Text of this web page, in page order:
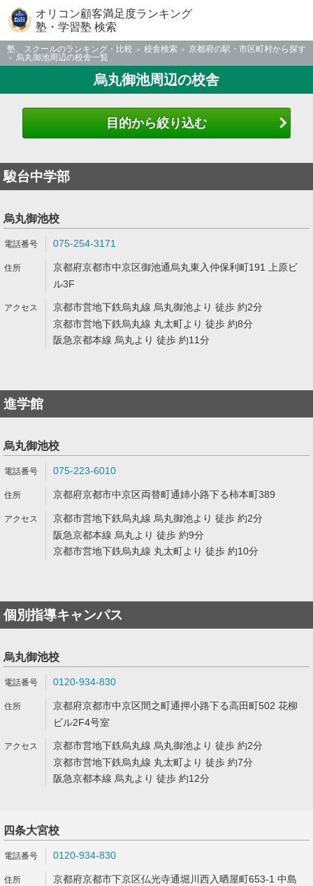
オリコン顧客満足度ランキング
塾・学習塾 検索
塾、スクールのランキング・比較 校舎検索
京都府の駅・市区町村から探す
烏丸御池周辺の校舎一覧
烏丸御池周辺の校舎
目的から絞り込む
駿台中学部
烏丸御池校
075-254-3171
京都府京都市中京区御池通烏丸東入仲保利町191 上原ビ
ル3F
京都市営地下鉄烏丸線 烏丸御池より 徒歩 約2分
京都市営地下鉄烏丸線 丸太町より 徒歩 約8分
阪急京都本線 烏丸より 徒歩 約11分
進学館
烏丸御池校
075-223-6010
京都府京都市中京区両替町通姉小路下る柿本町389
京都市営地下鉄烏丸線 烏丸御池より 徒歩 約2分
阪急京都本線 烏丸より 徒歩 約9分
京都市営地下鉄烏丸線 丸太町より 徒歩 約10分
個別指導キャンパス
烏丸御池校
0120-934-830
京都府京都市中京区間之町通押小路下る高田町502 花柳
ビル2F4号室
京都市営地下鉄烏丸線 烏丸御池より 徒歩 約2分
京都市営地下鉄烏丸線 丸太町より 徒歩 約7分
阪急京都本線 烏丸より 徒歩 約12分
四条大宮校
0120-934-830
京都府京都市下京区仏光寺通堀川西入晒屋町653-1 中島